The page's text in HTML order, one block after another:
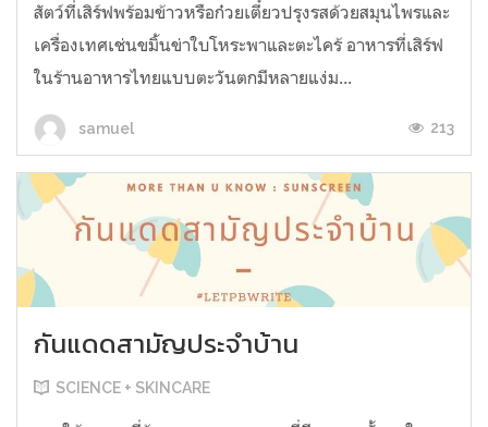
สัตว์ที่เสิร์ฟพร้อมข้าวหรือก๋วยเตี๋ยวปรุงรสด้วยสมุนไพรและ
เครื่องเทศเช่นขมิ้นข่าใบโหระพาและตะไคร้ อาหารที่เสิร์ฟ
ในร้านอาหารไทยแบบตะวันตกมีหลายแง่ม...
samuel 213
กันแดดสามัญประจำบ้าน
SCIENCE + SKINCARE